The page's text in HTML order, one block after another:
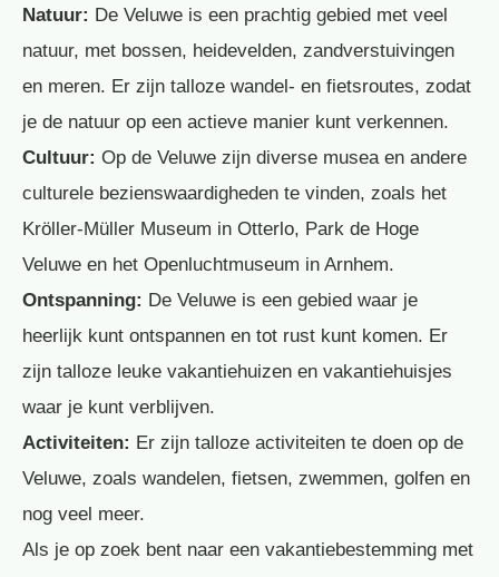
Natuur: De Veluwe is een prachtig gebied met veel
natuur, met bossen, heidevelden, zandverstuivingen
en meren. Er zijn talloze wandel- en fietsroutes, zodat
je de natuur op een actieve manier kunt verkennen.
Cultuur: Op de Veluwe zijn diverse musea en andere
culturele bezienswaardigheden te vinden, zoals het
Kröller-Müller Museum in Otterlo, Park de Hoge
Veluwe en het Openluchtmuseum in Arnhem.
Ontspanning: De Veluwe is een gebied waar je
heerlijk kunt ontspannen en tot rust kunt komen. Er
zijn talloze leuke vakantiehuizen en vakantiehuisjes
waar je kunt verblijven.
Activiteiten: Er zijn talloze activiteiten te doen op de
Veluwe, zoals wandelen, fietsen, zwemmen, golfen en
nog veel meer.
Als je op zoek bent naar een vakantiebestemming met